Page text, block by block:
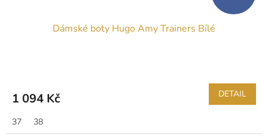
Dámské boty Hugo Amy Trainers Bílé
1 094 Kč DETAIL
37 38